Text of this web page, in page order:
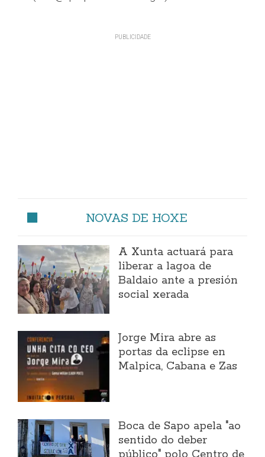
NOVAS DE HOXE
A Xunta actuará para
liberar a lagoa de
Baldaio ante a presión
social xerada
Jorge Mira abre as
portas da eclipse en
Malpica, Cabana e Zas
Boca de Sapo apela "ao
sentido do deber